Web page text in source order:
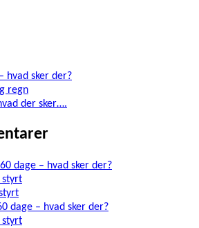
hvad sker der?
regn
der sker….
dage – hvad sker der?
styrt
dage – hvad sker der?
styrt